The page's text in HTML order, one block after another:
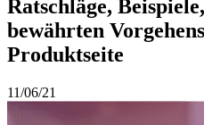
Ratschläge,
bewährten
Produktseite
11/06/21